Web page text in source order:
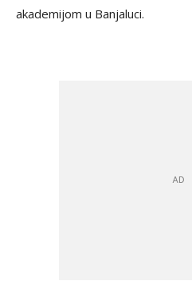
akademijom u Banjaluci.